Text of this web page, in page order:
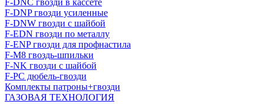
F-DNC гвозди в кассете
F-DNP гвозди усиленные
F-DNW гвозди с шайбой
F-EDN гвозди по металлу
F-ENP гвозди для профнастила
F-M8 гвоздь-шпильки
F-NK гвозди с шайбой
F-PC дюбель-гвозди
Комплекты патроны+гвозди
ГАЗОВАЯ ТЕХНОЛОГИЯ